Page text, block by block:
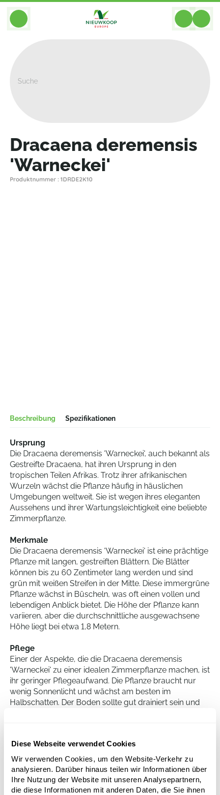
Diese Webseite verwendet Cookies
Wir verwenden Cookies, um den Website-Verkehr zu
analysieren. Darüber hinaus teilen wir Informationen über
Ihre Nutzung der Website mit unseren Analysepartnern,
die diese Informationen mit anderen Daten, die Sie ihnen
BACK
Dracaena deremensis
'Warneckei'
Produktnummer : 1DRDE2K10
Beschreibung Spezifikationen
Ursprung
Die Dracaena deremensis 'Warneckei', auch bekannt als
Gestreifte Dracaena, hat ihren Ursprung in den
tropischen Teilen Afrikas. Trotz ihrer afrikanischen
Wurzeln wächst die Pflanze häufig in häuslichen
Umgebungen weltweit. Sie ist wegen ihres eleganten
Aussehens und ihrer Wartungsleichtigkeit eine beliebte
Zimmerpflanze.
Merkmale
Die Dracaena deremensis 'Warneckei' ist eine prächtige
Pflanze mit langen, gestreiften Blättern. Die Blätter
können bis zu 60 Zentimeter lang werden und sind
grün mit weißen Streifen in der Mitte. Diese immergrüne
Pflanze wächst in Büscheln, was oft einen vollen und
lebendigen Anblick bietet. Die Höhe der Pflanze kann
variieren, aber die durchschnittliche ausgewachsene
Höhe liegt bei etwa 1,8 Metern.
Pflege
Einer der Aspekte, die die Dracaena deremensis
'Warneckei' zu einer idealen Zimmerpflanze machen, ist
ihr geringer Pflegeaufwand. Die Pflanze braucht nur
wenig Sonnenlicht und wächst am besten im
Halbschatten. Der Boden sollte gut drainiert sein und
erforderlich. Regelmäßiges Besprühen der Blätter
erhöht die Luftfeuchtigkeit, was zu einem optimalen
Wachstum beiträgt.